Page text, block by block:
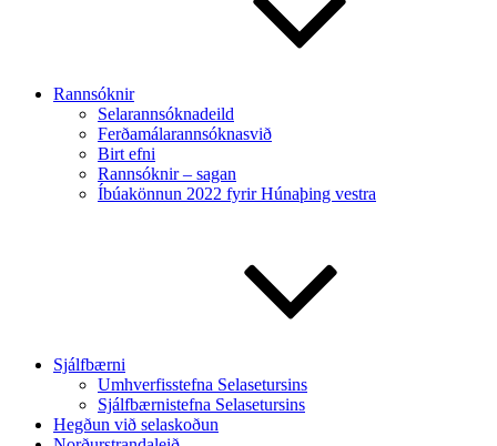
Rannsóknir
Selarannsóknadeild
Ferðamálarannsóknasvið
Birt efni
Rannsóknir – sagan
Íbúakönnun 2022 fyrir Húnaþing vestra
Sjálfbærni
Umhverfisstefna Selasetursins
Sjálfbærnistefna Selasetursins
Hegðun við selaskoðun